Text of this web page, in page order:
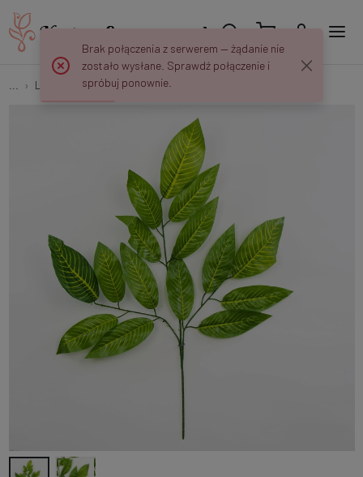
Liście "Trójki" (3x5) Liść – Gałązka x3 SE363
Brak połączenia z serwerem — żądanie nie
zostało wysłane. Sprawdź połączenie i
spróbuj ponownie.